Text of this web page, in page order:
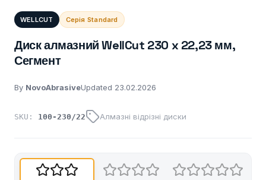
WELLCUT Серія Standard
Диск алмазний WellCut 230 x 22,23 мм,
Сегмент
By NovoAbrasiveUpdated 23.02.2026
SKU: 100-230/22 Алмазні відрізні диски